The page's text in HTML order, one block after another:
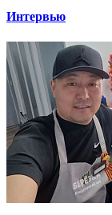
Интервью